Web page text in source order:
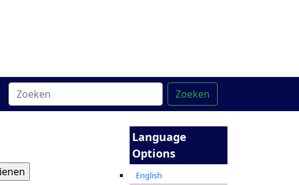
Zoeken
Language
Options
English